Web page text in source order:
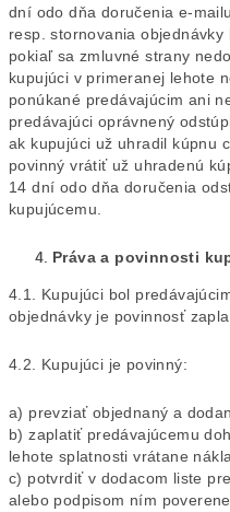
dní odo dňa doručenia e-
resp. stornovania
pokiaľ sa zmluvné strany
kupujúci v primeranej lehote
ponúkané predávajúcim ani
predávajúci oprávnený
ak kupujúci už uhradil kúpnu
povinný vrátiť už uhradenú
14 dní odo dňa doručenia
kupujúcemu.
Práva a povinnosti
4.1. Kupujúci bol
objednávky je povinnosť
4.2. Kupujúci je povinný:
a) prevziať objednaný a
b) zaplatiť predávajúcemu
lehote splatnosti vrátane
c) potvrdiť v dodacom liste
alebo podpisom ním